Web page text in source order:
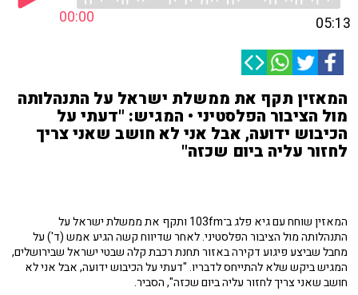
00:00 05:13
המאזין תקף את ממשלת ישראל על התנהלותה
מול הציבור הפלסטיני • המגיש: "דעתי על
הכיבוש ידועה, אבל אני לא חושב שאני צריך
לחזור עליה ביום שכזה"
המאזין שוחח עם גיא פלג ב־103fm ותקף את ממשלת ישראל על
התנהלותה מול הציבור הפלסטיני. לאחר שדיווח קשה הגיע אמש (ד') על
מחבל שביצע פיגוע דקירה באזור תחנת רכבת קלה שבטי ישראל שבירושלים,
המגיש ביקש שלא להתייחס לדבריו. "דעתי על הכיבוש ידועה, אבל אני לא
חושב שאני צריך לחזור עליה ביום שכזה", הסביר.